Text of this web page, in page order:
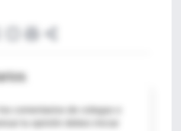
comentarios de colegas o